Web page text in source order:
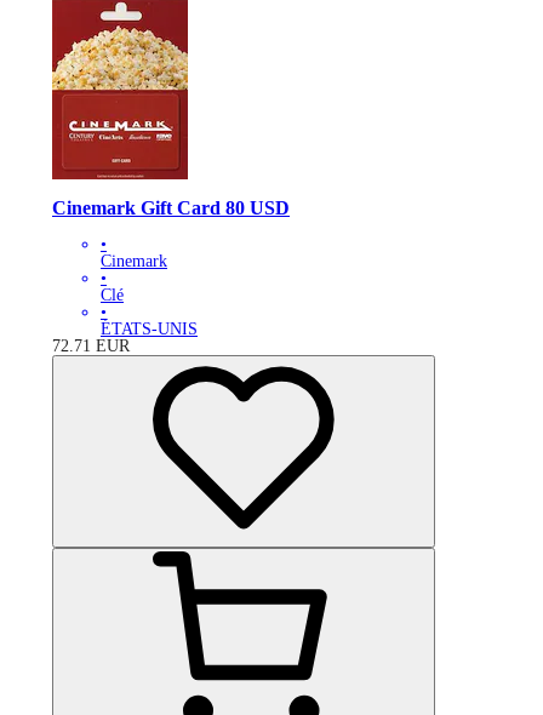
Cinemark Gift Card 80 USD
•
Cinemark
•
Clé
•
ÉTATS-UNIS
72.71 EUR